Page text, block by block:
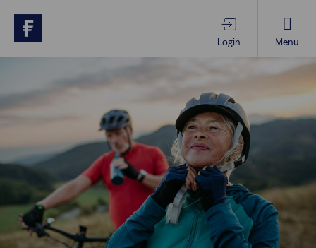
Login Menu
Produkte & Services
Themen im Fokus
Vorsorgewissen
Wissen
Über uns